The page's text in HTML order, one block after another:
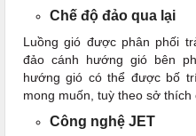
Chế độ đảo qua lại
Luồng gió được phân phối
đảo cánh hướng gió bên
hướng gió có thể được bố
mong muốn, tuỳ theo sở thích
Công nghệ JET